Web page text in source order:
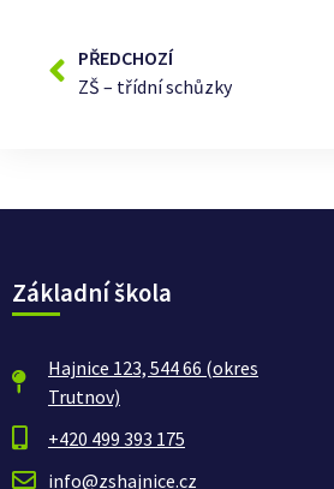
PŘEDCHOZÍ
ZŠ – třídní schůzky
Základní škola
Hajnice 123, 544 66 (okres
Trutnov)
+420 499 393 175
info@zshajnice.cz